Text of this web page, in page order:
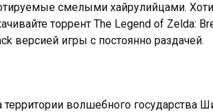
смелыми хайрулийцами.
торрент The Legend of Zelda:
версией игры с постоянно раздачей.
волшебного государства